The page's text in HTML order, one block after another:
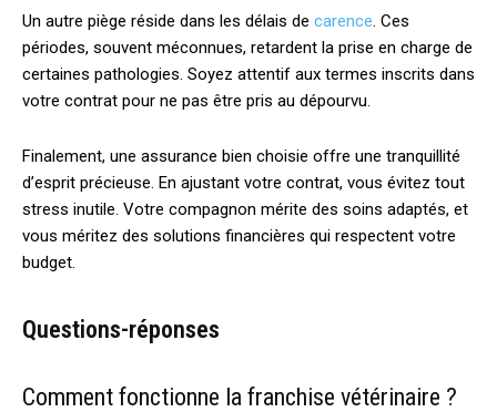
Un autre piège réside dans les délais de carence. Ces
périodes, souvent méconnues, retardent la prise en charge de
certaines pathologies. Soyez attentif aux termes inscrits dans
votre contrat pour ne pas être pris au dépourvu.
Finalement, une assurance bien choisie offre une tranquillité
d’esprit précieuse. En ajustant votre contrat, vous évitez tout
stress inutile. Votre compagnon mérite des soins adaptés, et
vous méritez des solutions financières qui respectent votre
budget.
Questions-réponses
Comment fonctionne la franchise vétérinaire ?